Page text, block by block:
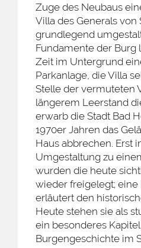
Zuge des Neubaus
Villa des Generals von
grundlegend
Fundamente der Burg
Zeit im Untergrund
Parkanlage, die Villa
Stelle der vermuteten
längerem Leerstand
erwarb die Stadt Bad
1970er Jahren das
Haus abbrechen. Erst
Umgestaltung zu
wurden die heute
wieder freigelegt; eine
erläutert den
Heute stehen sie als
ein besonderes
Burgengeschichte im